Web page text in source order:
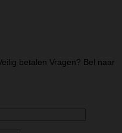
betalen Vragen? Bel naar